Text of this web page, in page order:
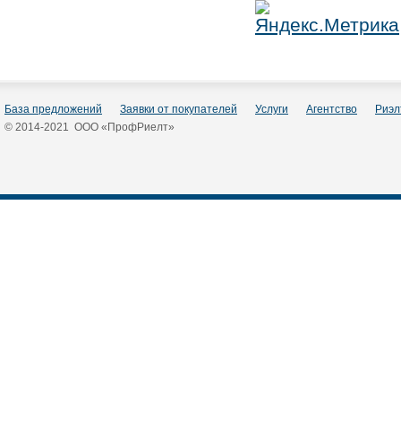
База предложений Заявки от покупателей Услуги Агентство
© 2014-2021 ООО «ПрофРиелт»